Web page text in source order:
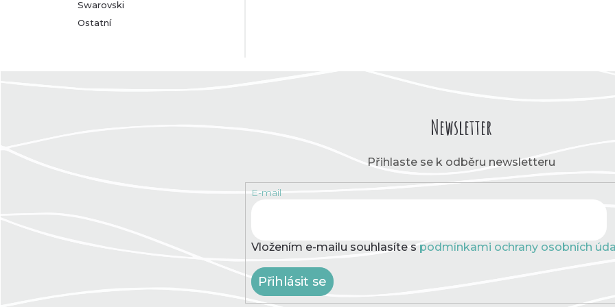
Swarovski
Ostatní
Newsletter
Přihlaste se k odběru newsletteru
E-mail
Vložením e-mailu souhlasíte s podmínkami ochrany osobních
Přihlásit se